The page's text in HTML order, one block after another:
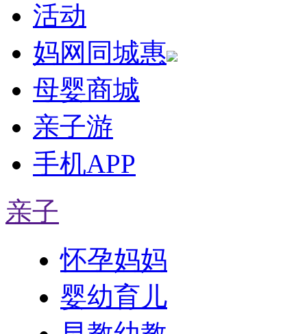
活动
妈网同城惠
母婴商城
亲子游
手机APP
亲子
怀孕妈妈
婴幼育儿